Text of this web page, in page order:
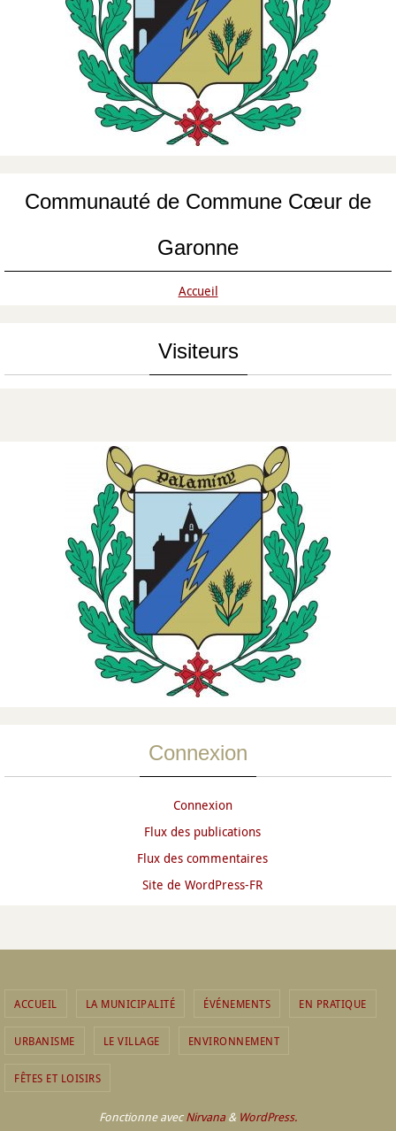
Communauté de Commune Cœur de
Garonne
Accueil
Visiteurs
Connexion
Connexion
Flux des publications
Flux des commentaires
Site de WordPress-FR
ACCUEIL LA MUNICIPALITÉ ÉVÉNEMENTS EN PRATIQUE
URBANISME LE VILLAGE ENVIRONNEMENT
FÊTES ET LOISIRS
Fonctionne avecNirvana & WordPress.